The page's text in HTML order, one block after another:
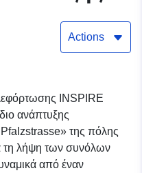
Am
Actions
INSPIRE
ανάπτυξης
της πόλης
τη λήψη των συνόλων
από έναν